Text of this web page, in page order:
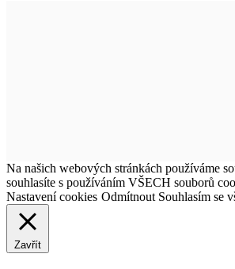
Na našich webových stránkách používáme
souhlasíte s používáním VŠECH souborů
Nastavení cookies Odmítnout Souhlasím se
Zavřít